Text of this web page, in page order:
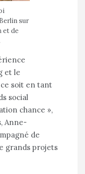
sur
et de
et le
soit en tant
social
chance »,
Anne-
de
grands projets